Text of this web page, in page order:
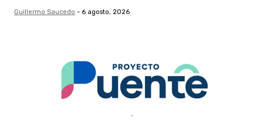
Guillermo Saucedo - 6 agosto, 2026
.